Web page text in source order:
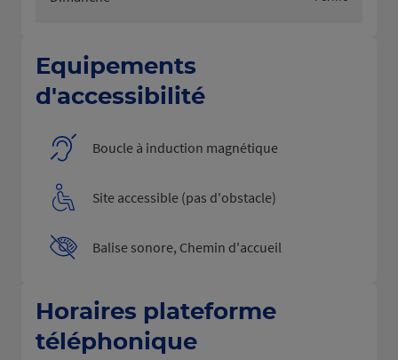
Equipements
d'accessibilité
Boucle à induction magnétique
Site accessible (pas d'obstacle)
Balise sonore, Chemin d'accueil
Horaires plateforme
téléphonique